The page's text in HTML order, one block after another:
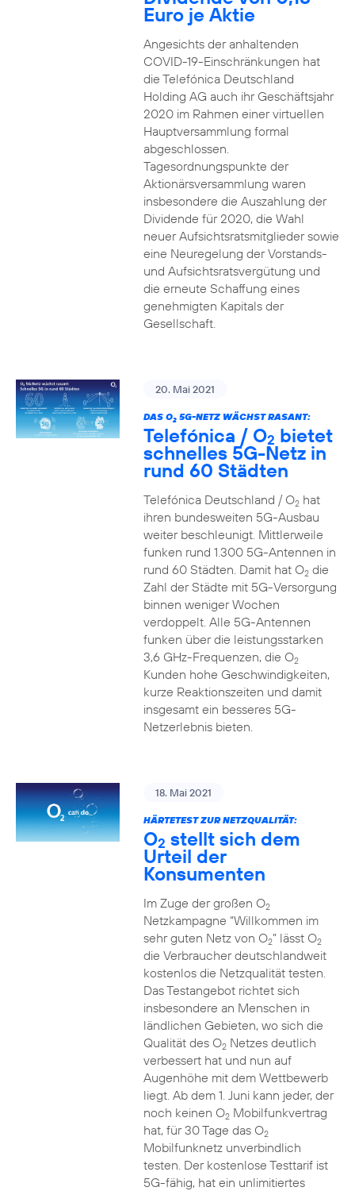
Euro je Aktie
Angesichts der anhaltenden
COVID-19-Einschränkungen hat
die Telefónica Deutschland
Holding AG auch ihr Geschäftsjahr
2020 im Rahmen einer virtuellen
Hauptversammlung formal
abgeschlossen.
Tagesordnungspunkte der
Aktionärsversammlung waren
insbesondere die Auszahlung der
Dividende für 2020, die Wahl
neuer Aufsichtsratsmitglieder sowie
eine Neuregelung der Vorstands-
und Aufsichtsratsvergütung und
die erneute Schaffung eines
genehmigten Kapitals der
Gesellschaft.
20. Mai 2021
DAS O25G-NETZ WÄCHST RASANT:
Telefónica / O2 bietet
schnelles 5G-Netz in
rund 60 Städten
Telefónica Deutschland / O2hat
ihren bundesweiten 5G-Ausbau
weiter beschleunigt. Mittlerweile
funken rund 1.300 5G-Antennen in
rund 60 Städten. Damit hat O2die
Zahl der Städte mit 5G-Versorgung
binnen weniger Wochen
verdoppelt. Alle 5G-Antennen
funken über die leistungsstarken
3,6 GHz-Frequenzen, die O2
Kunden hohe Geschwindigkeiten,
kurze Reaktionszeiten und damit
insgesamt ein besseres 5G-
Netzerlebnis bieten.
18. Mai 2021
HÄRTETEST ZUR NETZQUALITÄT:
O2 stellt sich dem
Urteil der
Konsumenten
Im Zuge der großen O2
Netzkampagne “Willkommen im
sehr guten Netz von O2” lässt O2
die Verbraucher deutschlandweit
kostenlos die Netzqualität testen.
Das Testangebot richtet sich
insbesondere an Menschen in
ländlichen Gebieten, wo sich die
Qualität des O2Netzes deutlich
verbessert hat und nun auf
Augenhöhe mit dem Wettbewerb
liegt. Ab dem 1. Juni kann jeder, der
noch keinen O2Mobilfunkvertrag
hat, für 30 Tage das O2
Mobilfunknetz unverbindlich
testen. Der kostenlose Testtarif ist
5G-fähig, hat ein unlimitiertes